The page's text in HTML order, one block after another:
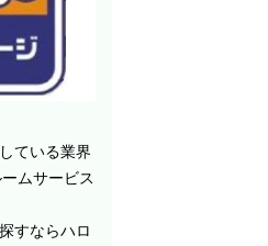
ている業界
ムサービス
すならハロ